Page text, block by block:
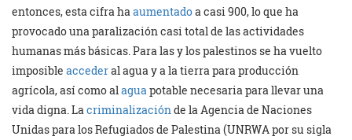
entonces, esta cifra haaumentadoa casi 900, lo que ha
provocado una paralización casi total de las actividades
humanas más básicas. Para las y los palestinos se ha vuelto
imposible accederal agua y a la tierra para producción
agrícola, así como alaguapotable necesaria para llevar una
vida digna. Lacriminalizaciónde la Agencia de Naciones
Unidas para los Refugiados de Palestina (UNRWA por su sigla